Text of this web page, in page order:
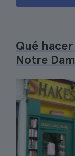
Qué
Notre